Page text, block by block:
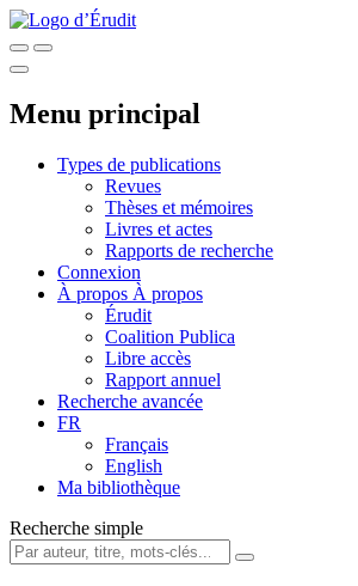
Menu principal
Types de publications
Revues
Thèses et mémoires
Livres et actes
Rapports de recherche
Connexion
À propos À propos
Érudit
Coalition Publica
Libre accès
Rapport annuel
Recherche avancée
FR
Français
English
Ma bibliothèque
Recherche simple